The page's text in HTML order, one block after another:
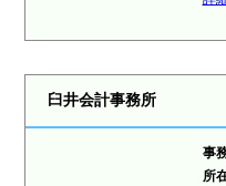
臼井会計事務所
事
所